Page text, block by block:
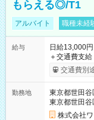
もらえる◎/T1
アルバイト 職種未経
給与
日給13,000円
＋交通費支給 ★交通費全額支給！ ┗案件により規定あり ★日払
いOK！（規
ンビニATMから
交通費別
勤務地
東京都世田谷
東京都世田谷
株式会社